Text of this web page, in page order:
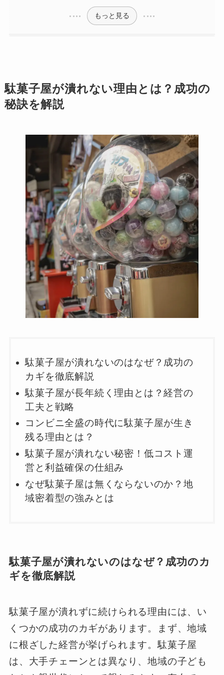
駄菓子屋が潰れない秘密！低コスト運営と利益確保の仕組み
なぜ駄菓子屋は無くならないのか？地域密着型の強みとは
駄菓子屋が生き残るために実践している経営テクニックとは？
もっと見る
駄菓子屋が潰れない理由とは？成功の
秘訣を解説
駄菓子屋が潰れないのはなぜ？成功の
カギを徹底解説
駄菓子屋が長年続く理由とは？経営の
工夫と戦略
コンビニ全盛の時代に駄菓子屋が生き
残る理由とは？
駄菓子屋が潰れない秘密！低コスト運
営と利益確保の仕組み
なぜ駄菓子屋は無くならないのか？地
域密着型の強みとは
駄菓子屋が潰れないのはなぜ？成功のカ
ギを徹底解説
駄菓子屋が潰れずに続けられる理由には、い
くつかの成功のカギがあります。まず、地域
に根ざした経営が挙げられます。駄菓子屋
は、大手チェーンとは異なり、地域の子ども